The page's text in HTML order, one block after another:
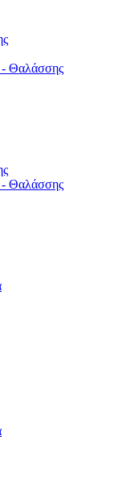
- Θαλάσσης
- Θαλάσσης